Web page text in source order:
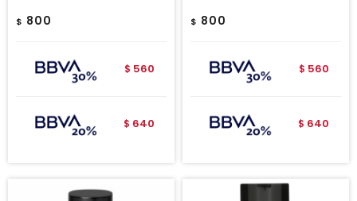
$ 800
$ 560
$ 640
$ 800
$ 560
$ 640